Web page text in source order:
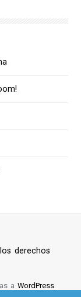
derechos
a WordPress.